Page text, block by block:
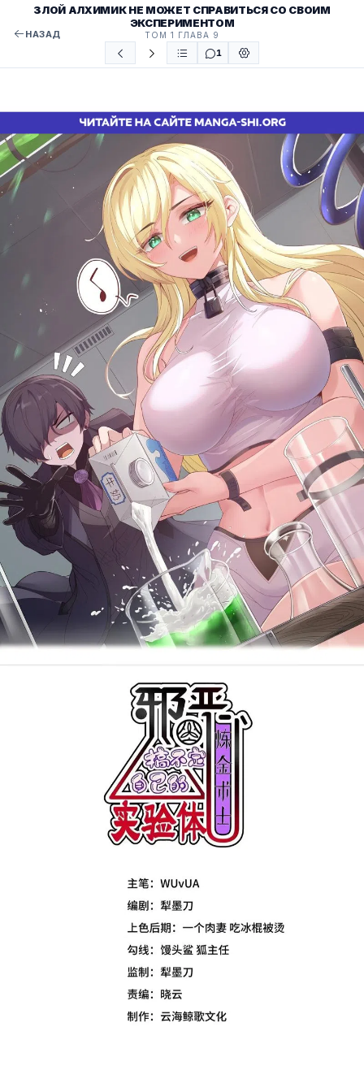
НАЗАД
ЗЛОЙ АЛХИМИК НЕ МОЖЕТ СПРАВИТЬСЯ СО СВОИМ
ЭКСПЕРИМЕНТОМ
ТОМ 1 ГЛАВА 9
1